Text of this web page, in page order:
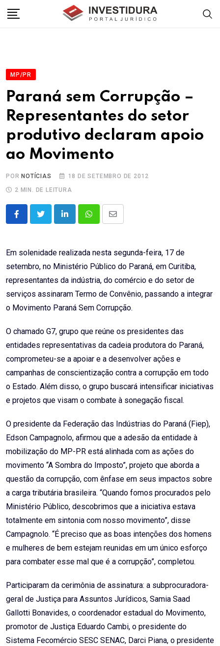
MP/PR
Paraná sem Corrupção –
Representantes do setor
produtivo declaram apoio
ao Movimento
POR NOTÍCIAS
18 DE SETEMBRO DE 2012
2 MIN. DE LEITURA
LinkedInWhatsappShare
Em solenidade realizada nesta segunda-feira, 17 de
setembro, no Ministério Público do Paraná, em Curitiba,
representantes da indústria, do comércio e do setor de
serviços assinaram Termo de Convênio, passando a integrar
o Movimento Paraná Sem Corrupção.
O chamado G7, grupo que reúne os presidentes das
entidades representativas da cadeia produtora do Paraná,
comprometeu-se a apoiar e a desenvolver ações e
campanhas de conscientização contra a corrupção em todo
o Estado. Além disso, o grupo buscará intensificar iniciativas
e projetos que visam o combate à sonegação fiscal.
O presidente da Federação das Indústrias do Paraná (Fiep),
Edson Campagnolo, afirmou que a adesão da entidade à
mobilização do MP-PR está alinhada com as ações do
movimento “A Sombra do Imposto”, projeto que aborda a
questão da corrupção, com ênfase em seus impactos sobre
a carga tributária brasileira. “Quando fomos procurados pelo
Ministério Público, descobrimos que a iniciativa estava
totalmente em sintonia com nosso movimento”, disse
Campagnolo. “É preciso que as boas intenções dos homens
e mulheres de bem estejam reunidas em um único esforço
para combater esse mal que é a corrupção”, completou.
Participaram da cerimônia de assinatura: a subprocuradora-
geral de Justiça para Assuntos Jurídicos, Samia Saad
Gallotti Bonavides, o coordenador estadual do Movimento,
promotor de Justiça Eduardo Cambi, o presidente do
Sistema Fecomércio SESC SENAC, Darci Piana, o presidente